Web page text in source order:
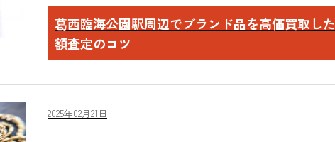
葛西臨海公園駅周辺でブランド品を高価買取し
額査定のコツ
2025年02月21日